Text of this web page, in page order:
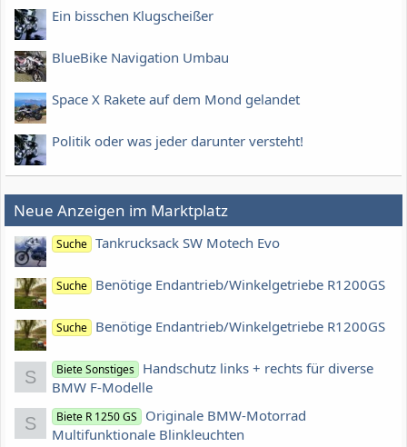
Ein bisschen Klugscheißer
BlueBike Navigation Umbau
Space X Rakete auf dem Mond gelandet
Politik oder was jeder darunter versteht!
Neue Anzeigen im Marktplatz
Suche Tankrucksack SW Motech Evo
Suche Benötige Endantrieb/Winkelgetriebe R1200GS
Suche Benötige Endantrieb/Winkelgetriebe R1200GS
S Biete Sonstiges Handschutz links + rechts für diverse
BMW F-Modelle
S Biete R 1250 GS
Originale BMW-Motorrad
Multifunktionale Blinkleuchten